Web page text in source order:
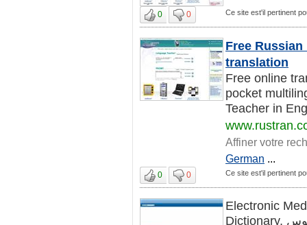
0 0 Ce site est'il pertinent
Free
translation
Free online
pocket
Teacher in
Affiner votre
German ...
0 0 Ce site est'il pertinent
Electronic
Dictionary, قاموس Dorland الطّبي المصوّر (إنجليزي- إنجليزي), قاموس طبي مل